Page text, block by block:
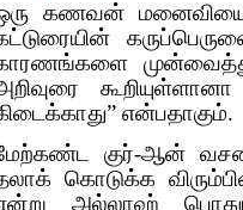
கணவன் மனைவியை
என்பதாகும்.
குர்-ஆன்
கொடுக்க
அல்லாஹ்